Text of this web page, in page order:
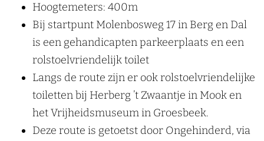
Hoogtemeters: 400m
Bij startpunt Molenbosweg 17 in Berg en Dal
is een gehandicapten parkeerplaats en een
rolstoelvriendelijk toilet
Langs de route zijn er ook rolstoelvriendelijke
toiletten bij Herberg ’t Zwaantje in Mook en
het Vrijheidsmuseum in Groesbeek.
Deze route is getoetst door Ongehinderd, via